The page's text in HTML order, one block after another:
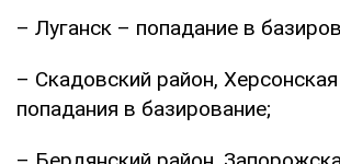
– Луганск – попадание в
– Скадовский район,
попадания в базирование;